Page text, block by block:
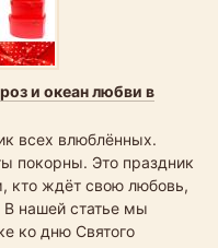
и океан любви в
всех влюблённых.
покорны. Это праздник
кто ждёт свою любовь,
В нашей статье мы
ко дню Святого